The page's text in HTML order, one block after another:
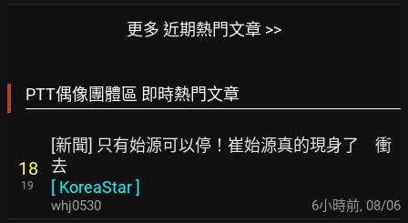
更多 近期熱門文章 >>
PTT偶像團體區 即時熱門文章
18
19
[新聞] 只有始源可以停！崔始源真的現身了 衝
去
[ KoreaStar]
whj0530 6小時前, 08/06